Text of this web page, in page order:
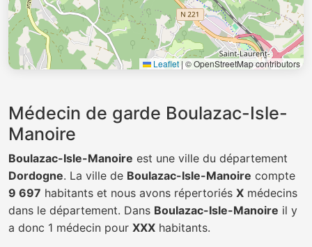
Leaflet | © OpenStreetMap contributors
Médecin de garde Boulazac-Isle-
Manoire
Boulazac-Isle-Manoire est une ville du département
Dordogne. La ville de Boulazac-Isle-Manoire compte
9 697 habitants et nous avons répertoriés X médecins
dans le département. Dans Boulazac-Isle-Manoire il y
a donc 1 médecin pour XXX habitants.